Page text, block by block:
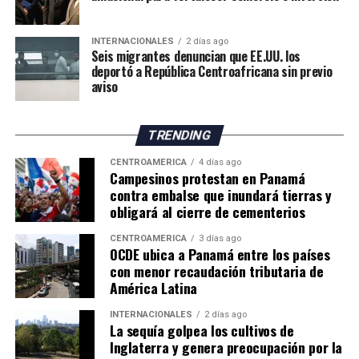
climáticas. Sin embargo, considera que los productores
deberán adaptar sus métodos de trabajo y buscar nuevas
oportunidades para mantener la actividad frente al
cambio climático.
El impacto de la sequía pone de manifiesto los desafíos
que enfrenta la agricultura británica, tanto por la
reducción de los rendimientos como por los posibles
efectos sobre los precios y el suministro de productos
agrícolas en los próximos meses.
INTERNACIONALES 2 días ago
Seis migrantes denuncian que EE.UU. los
deportó a República Centroafricana sin previo
aviso
TRENDING
CENTROAMÉRICA 4 días ago
Campesinos protestan en Panamá
contra embalse que inundará tierras y
obligará al cierre de cementerios
CENTROAMÉRICA 3 días ago
OCDE ubica a Panamá entre los países
con menor recaudación tributaria de
América Latina
INTERNACIONALES 2 días ago
La sequía golpea los cultivos de
Inglaterra y genera preocupación por la